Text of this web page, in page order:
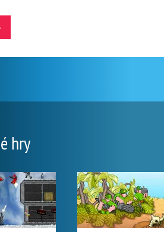
hry